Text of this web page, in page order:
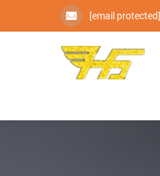
[email protected]